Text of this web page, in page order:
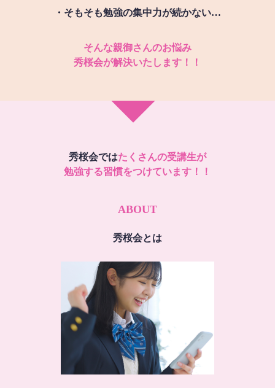
・そもそも勉強の集中力が続かない…
そんな親御さんのお悩み
秀桜会が解決いたします！！
秀桜会ではたくさんの受講生が
勉強する習慣をつけています！！
ABOUT
秀桜会とは